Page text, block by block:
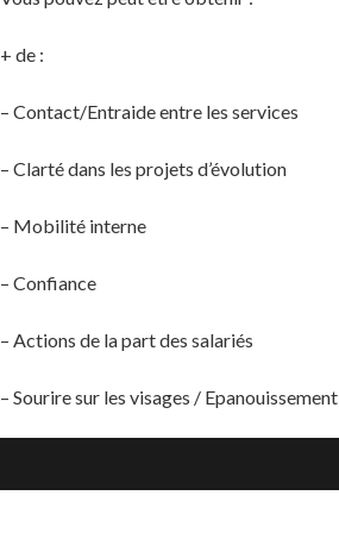
+ de :
– Contact/Entraide entre les services
– Clarté dans les projets d’évolution
– Mobilité interne
– Confiance
– Actions de la part des salariés
– Sourire sur les visages / Epanouissement